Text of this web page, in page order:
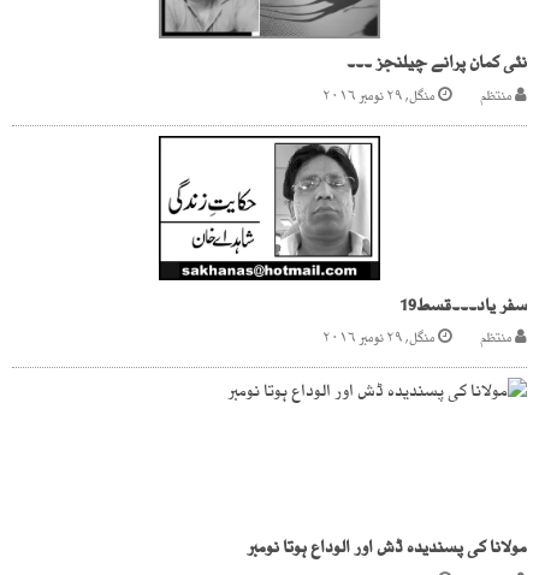
نئی کمان پرانے چیلنجز ۔۔۔
منتظم منگل, ۲۹ نومبر ۲۰۱۶
سفر یاد۔۔۔قسط19
منتظم منگل, ۲۹ نومبر ۲۰۱۶
مولانا کی پسندیدہ ڈش اور الوداع ہوتا نومبر